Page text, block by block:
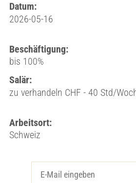
Datum:
2026-05-16
Beschäftigung:
bis 100%
Salär:
zu verhandeln CHF - 40 Std/
Arbeitsort:
Schweiz